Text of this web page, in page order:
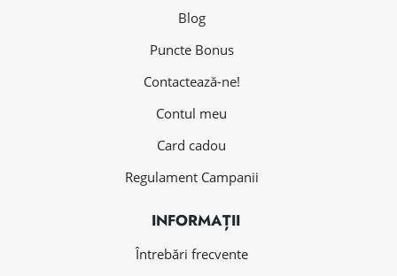
Blog
Puncte Bonus
Contactează-ne!
Contul meu
Card cadou
Regulament Campanii
INFORMAȚII
Întrebări frecvente